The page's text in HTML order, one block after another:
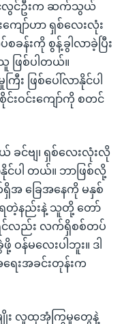
င်လွင်ဦးက ဆက်သွယ်
ကျော်ဟာ ရှစ်လေးလုံး
ခန်းကို စွန့်ခွါလာခဲ့ပြီး
ဖြစ်ပါတယ်။
ဖြစ်ပေါ်လာနိုင်ပါ
းဝင်းကျော်ကို စတင်
ယ် ခင်ဗျ၊ ရှစ်လေးလုံးလို
င်ပါ တယ်။ ဘာဖြစ်လို့
ခြေအနေကို မနှစ်
တဲ့နည်းနဲ့ သူတို့ တော်
င်လည်း လက်ရှိစစ်တပ်
န်မလေးပါဘူး။ ဒါ
ေးအခင်းတုန်းက
မျိုး လူထုအုံကြွမှုတွေနဲ့